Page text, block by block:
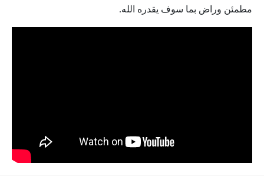
مطمئن وراض بما سوف يقدره الله.